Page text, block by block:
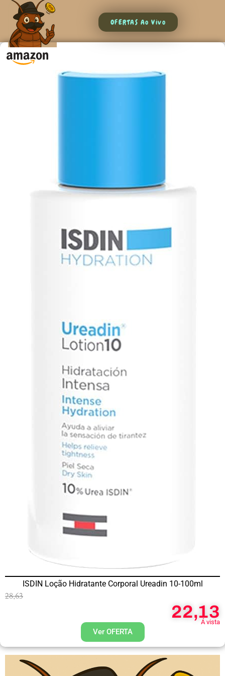
OFERTAS Ao Vivo
ISDIN Loção Hidratante Corporal Ureadin 10-100ml
28,63
22,13
Á vista
Ver OFERTA